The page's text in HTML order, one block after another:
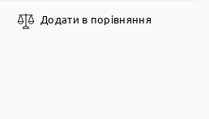
Додати в порівняння